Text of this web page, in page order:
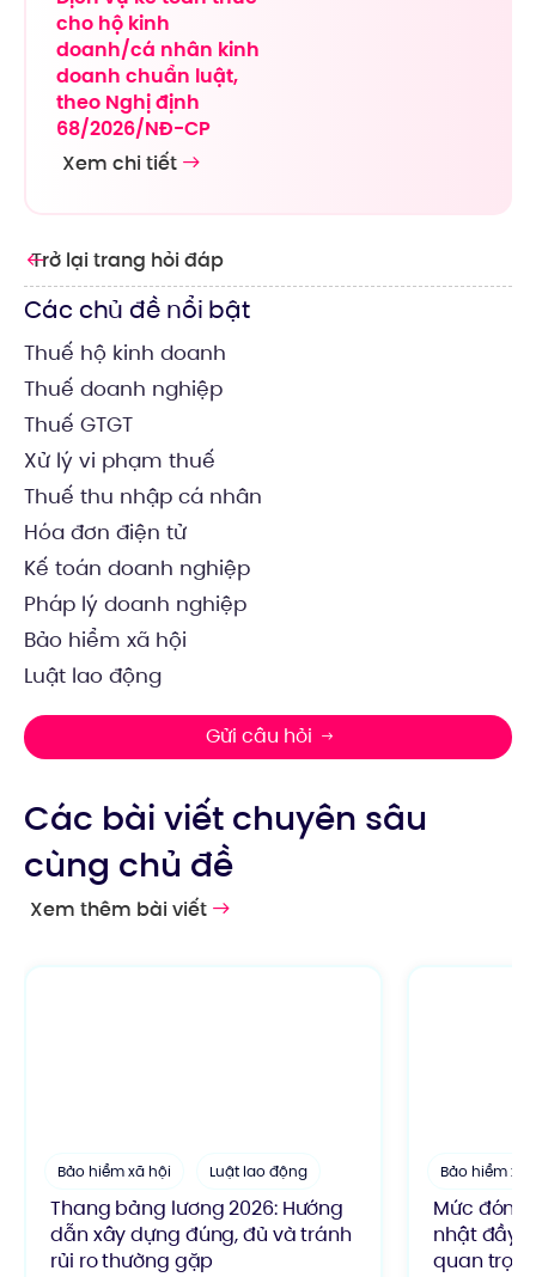
Trở lại trang hỏi đáp
Các chủ đề nổi bật
Thuế hộ kinh doanh
Thuế doanh nghiệp
Thuế GTGT
Xử lý vi phạm thuế
Thuế thu nhập cá nhân
Hóa đơn điện tử
Kế toán doanh nghiệp
Pháp lý doanh nghiệp
Bảo hiểm xã hội
Luật lao động
Gửi câu hỏi
cho hộ kinh
doanh/cá nhân kinh
doanh chuẩn luật,
theo Nghị định
68/2026/NĐ-CP
Xem chi tiết
Các bài viết chuyên sâu
cùng chủ đề
Xem thêm bài viết
Bảo hiểm xã hội Luật lao động
Thang bảng lương 2026: Hướng
dẫn xây dựng đúng, đủ và tránh
rủi ro thường gặp
Bảo hiểm xã
Mức đóng
nhật đầy
quan